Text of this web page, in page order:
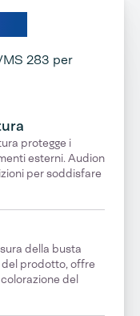
283 per
protegge i
esterni. Audion
per soddisfare
della busta
prodotto, offre
del